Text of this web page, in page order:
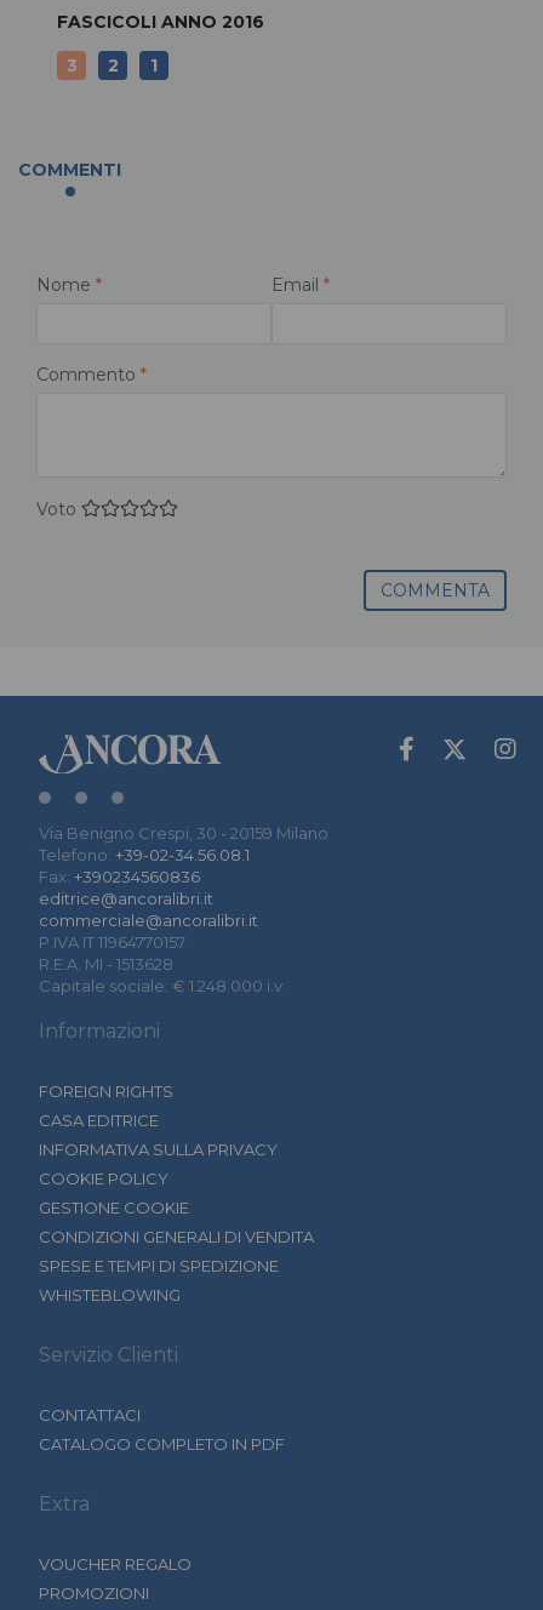
FASCICOLI ANNO 2016
3
2 1
COMMENTI
Nome * Email *
Commento *
Voto
COMMENTA
Via Benigno Crespi, 30 - 20159 Milano
Telefono: +39-02-34.56.08.1
Fax: +390234560836
editrice@ancoralibri.it
commerciale@ancoralibri.it
P.IVA IT 11964770157
R.E.A. MI - 1513628
Capitale sociale: € 1.248.000 i.v.
Informazioni
FOREIGN RIGHTS
CASA EDITRICE
INFORMATIVA SULLA PRIVACY
COOKIE POLICY
GESTIONE COOKIE
CONDIZIONI GENERALI DI VENDITA
SPESE E TEMPI DI SPEDIZIONE
WHISTEBLOWING
Servizio Clienti
CONTATTACI
CATALOGO COMPLETO IN PDF
Extra
VOUCHER REGALO
PROMOZIONI